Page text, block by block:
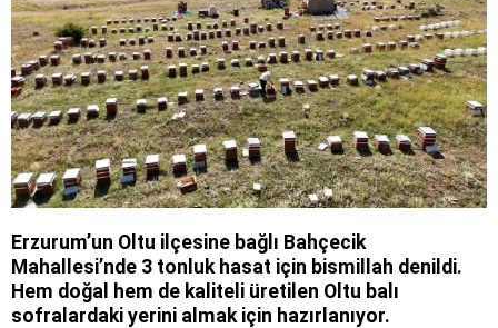
Erzurum’un Oltu ilçesine bağlı Bahçecik
Mahallesi’nde 3 tonluk hasat için bismillah denildi.
Hem doğal hem de kaliteli üretilen Oltu balı
sofralardaki yerini almak için hazırlanıyor.